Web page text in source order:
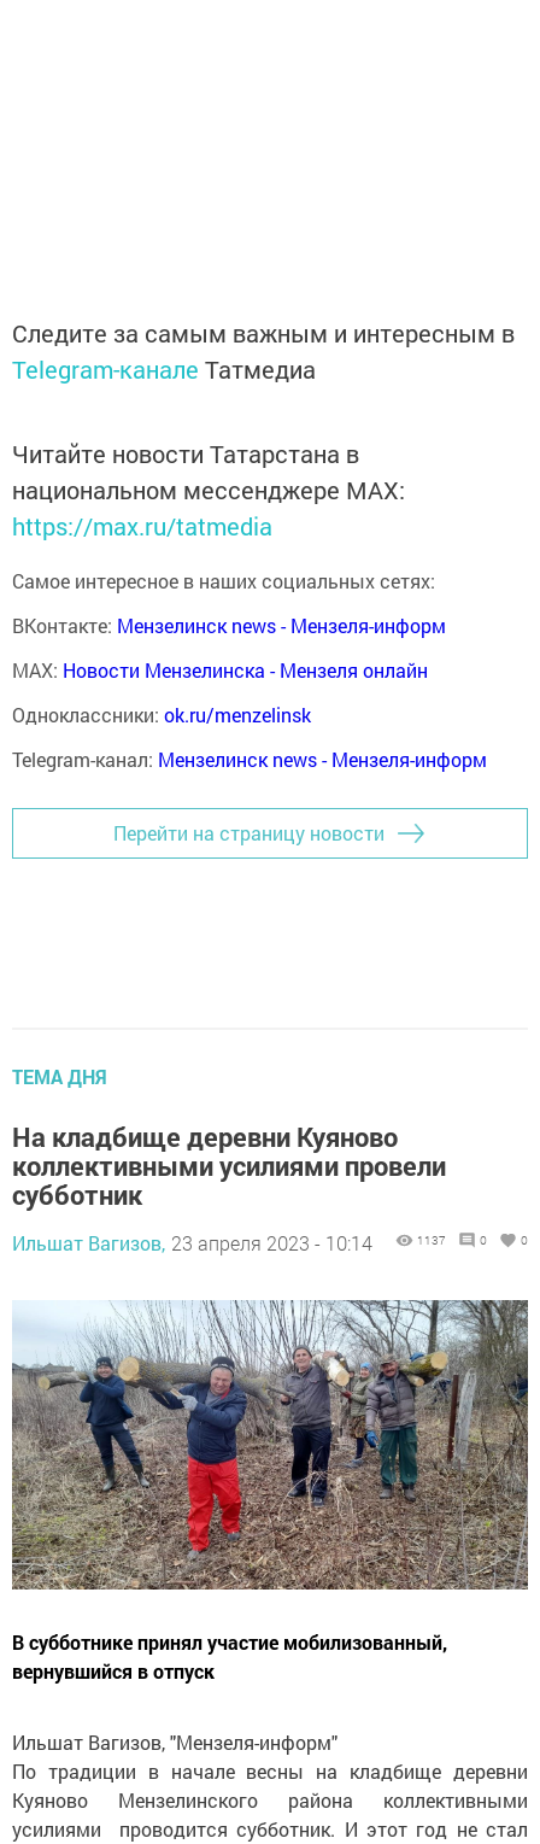
Следите за самым важным и интересным в
Telegram-канале Татмедиа
Читайте новости Татарстана в
национальном мессенджере MАХ:
https://max.ru/tatmedia
Самое интересное в наших социальных сетях:
ВКонтакте: Мензелинск news - Мензеля-информ
MAX: Новости Мензелинска - Мензеля онлайн
Одноклассники: ok.ru/menzelinsk
Telegram-канал: Мензелинск news - Мензеля-информ
Перейти на страницу новости
ТЕМА ДНЯ
На кладбище деревни Куяново
коллективными усилиями провели
субботник
Ильшат Вагизов, 23 апреля 2023 - 10:14 1137 0 0
В субботнике принял участие мобилизованный,
вернувшийся в отпуск
Ильшат Вагизов, "Мензеля-информ"
По традиции в начале весны на кладбище деревни
Куяново Мензелинского района коллективными
усилиями проводится субботник. И этот год не стал